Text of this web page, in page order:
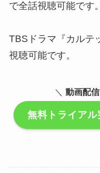
で全話視聴可能です。
TBSドラマ『カルテ
視聴可能です。
＼ 動画配
無料トライア